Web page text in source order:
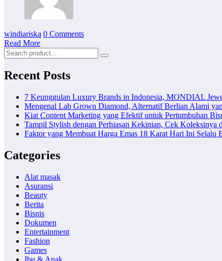
windiariska 0 Comments
Read More
Recent Posts
7 Keunggulan Luxury Brands in Indonesia, MONDIAL
Mengenal Lab Grown Diamond, Alternatif Berlian Alami
Kiat Content Marketing yang Efektif untuk Pertumbuhan
Tampil Stylish dengan Perhiasan Kekinian, Cek Koleksinya
Faktor yang Membuat Harga Emas 18 Karat Hari Ini Selalu
Categories
Alat masak
Asuransi
Beauty
Berita
Bisnis
Dokumen
Entertainment
Fashion
Games
Ibu & Anak